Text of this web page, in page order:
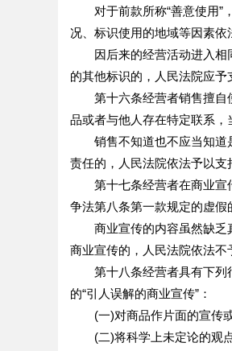
对于前款所称“善意使用”，
况、标识使用的地域等因素依
因后来的经营活动进入相同
的其他标识的，人民法院应予
第十六条经营者销售擅自使
品或者与他人存在特定联系，
销售不知道也不应当知道是
责任的，人民法院依法予以支
第十七条经营者在商业宣传
争法第八条第一款规定的虚假
商业宣传的内容虽然缺乏真
商业宣传的，人民法院依法不
第十八条经营者具有下列行
的“引人误解的商业宣传”：
(一)对商品作片面的宣传或
(二)将科学上未定论的观点